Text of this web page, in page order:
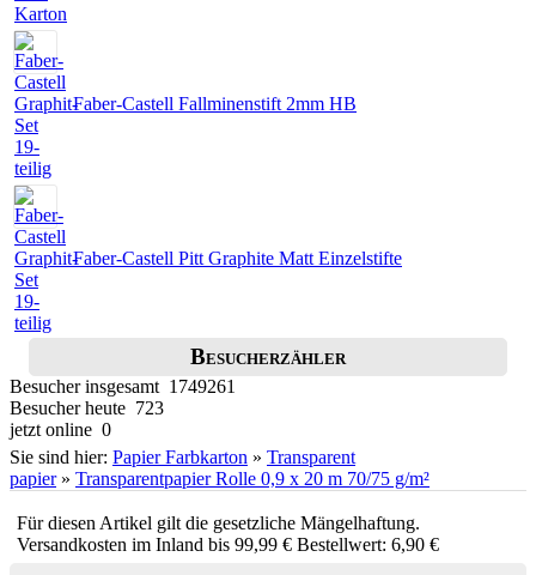
Faber-Castell Fallminenstift 2mm HB
Faber-Castell Pitt Graphite Matt Einzelstifte
Besucherzähler
Besucher insgesamt 1749261
Besucher heute 723
jetzt online 0
Sie sind hier: Papier Farbkarton » Transparent
papier» Transparentpapier Rolle 0,9 x 20 m 70/75 g/m²
Für diesen Artikel gilt die gesetzliche Mängelhaftung.
Versandkosten im Inland bis 99,99 € Bestellwert: 6,90 €